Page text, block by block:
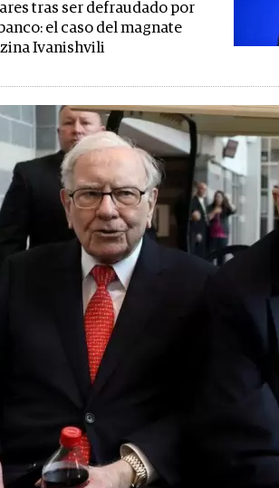
tras ser defraudado por
el caso del magnate
Ivanishvili